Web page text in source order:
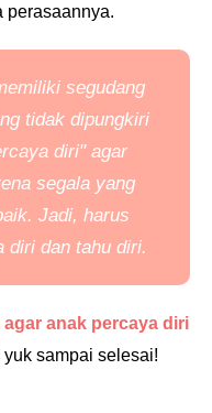
perasaannya.
segudang
tidak dipungkiri
diri" agar
segala yang
Jadi, harus
diri dan tahu diri.
agar anak percaya diri
sampai selesai!